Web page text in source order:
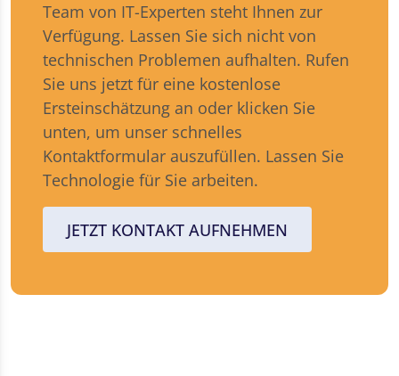
Team von IT-Experten steht Ihnen zur
Verfügung. Lassen Sie sich nicht von
technischen Problemen aufhalten. Rufen
Sie uns jetzt für eine kostenlose
Ersteinschätzung an oder klicken Sie
unten, um unser schnelles
Kontaktformular auszufüllen. Lassen Sie
Technologie für Sie arbeiten.
JETZT KONTAKT AUFNEHMEN